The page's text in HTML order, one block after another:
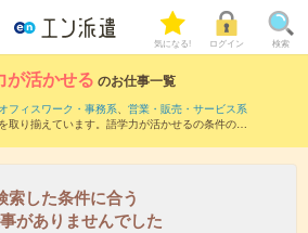
気になる! ログイン 検索
が活かせる のお仕事一覧
オフィスワーク・事務系、 営業・販売・サービス系
取り揃えています。語学力が活かせるの条件の他
索した条件に合う
がありませんでした